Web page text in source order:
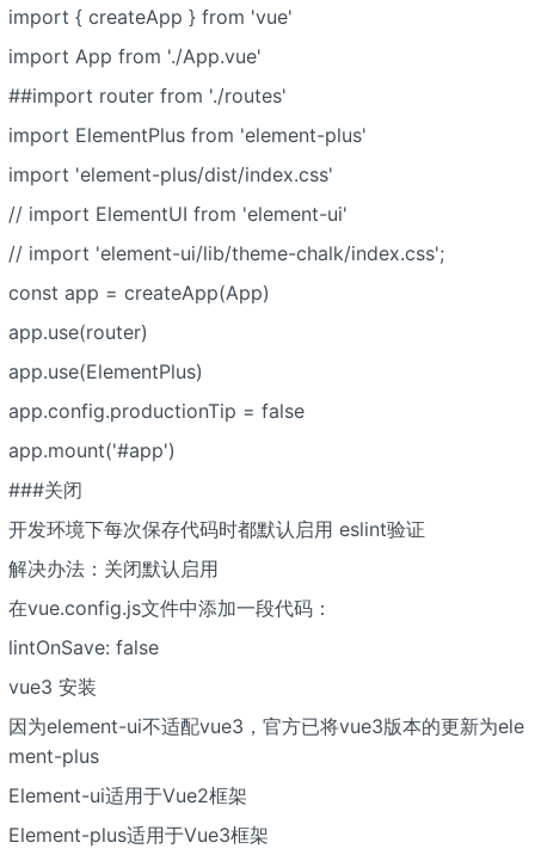
import { createApp } from 'vue'
import App from './App.vue'
##import router from './routes'
import ElementPlus from 'element-plus'
import 'element-plus/dist/index.css'
// import ElementUI from 'element-ui'
// import 'element-ui/lib/theme-chalk/index.css';
const app = createApp(App)
app.use(router)
app.use(ElementPlus)
app.config.productionTip = false
app.mount('#app')
###关闭
开发环境下每次保存代码时都默认启用 eslint验证
解决办法：关闭默认启用
在vue.config.js文件中添加一段代码：
lintOnSave: false
vue3 安装
因为element-ui不适配vue3，官方已将vue3版本的更新为ele
ment-plus
Element-ui适用于Vue2框架
Element-plus适用于Vue3框架